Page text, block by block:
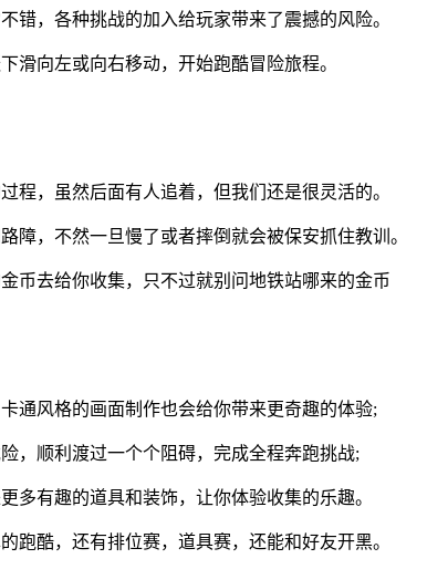
错，各种挑战的加入给玩家带来了震撼的风险。
滑向左或向右移动，开始跑酷冒险旅程。
程，虽然后面有人追着，但我们还是很灵活的。
障，不然一旦慢了或者摔倒就会被保安抓住教训。
币去给你收集，只不过就别问地铁站哪来的金币
通风格的画面制作也会给你带来更奇趣的体验;
，顺利渡过一个个阻碍，完成全程奔跑挑战;
多有趣的道具和装饰，让你体验收集的乐趣。
跑酷，还有排位赛，道具赛，还能和好友开黑。